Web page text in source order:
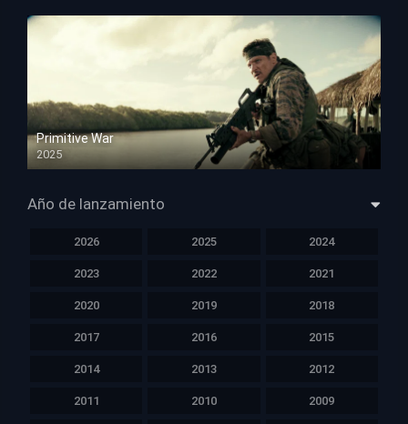
Primitive War
2025
HD 1080p
Año de lanzamiento
2026 2025 2024
2023 2022 2021
2020 2019 2018
2017 2016 2015
2014 2013 2012
2011 2010 2009